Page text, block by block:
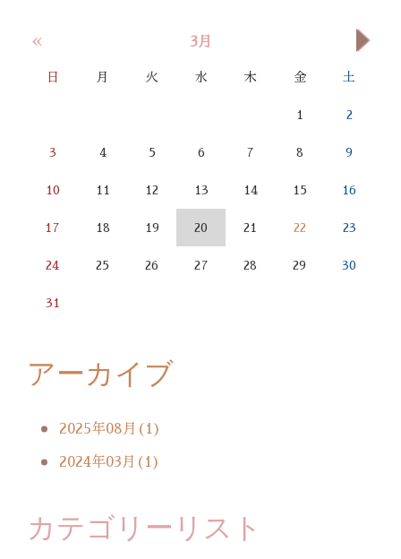
« 3月 »
日 月 火 水 木 金 土
1 2
3 4 5 6 7 8 9
10 11 12 13 14 15 16
17 18 19 20 21 22 23
24 25 26 27 28 29 30
31
アーカイブ
2025年08月(1)
2024年03月(1)
カテゴリーリスト